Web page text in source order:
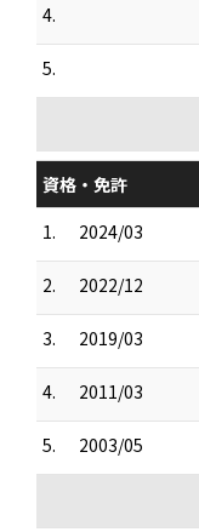
4.
5.
資格・免許
1.
2024/03
2. 2022/12
3. 2019/03
4. 2011/03
5. 2003/05